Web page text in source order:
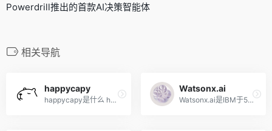
Powerdrill推出的首款AI决策智能体
相关导航
happycapy
happycapy是什么 happycapy ...
Watsonx.ai
Watsonx.ai是IBM于5月9日发布...